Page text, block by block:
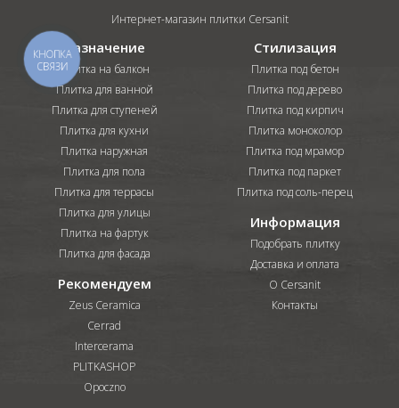
Интернет-магазин плитки Cersanit
Назначение
Плитка на балкон
Плитка для ванной
Плитка для ступеней
Плитка для кухни
Плитка наружная
Плитка для пола
Плитка для террасы
Плитка для улицы
Плитка на фартук
Плитка для фасада
Стилизация
Плитка под бетон
Плитка под дерево
Плитка под кирпич
Плитка моноколор
Плитка под мрамор
Плитка под паркет
Плитка под соль-перец
Информация
Подобрать плитку
Доставка и оплата
О Cersanit
Контакты
Рекомендуем
Zeus Ceramica
Cerrad
Intercerama
PLITKASHOP
Opoczno
КНОПКА
СВЯЗИ